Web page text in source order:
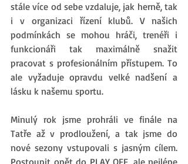
stále více od sebe vzdaluje, jak herně, tak
i v organizaci řízení klubů. V našich
podmínkách se mohou hráči, trenéři i
funkcionáři tak maximálně snažit
pracovat s profesionálním přístupem. To
ale vyžaduje opravdu velké nadšení a
lásku k našemu sportu.
Minulý rok jsme prohráli ve finále na
Tatře až v prodloužení, a tak jsme do
nové sezony vstupovali s jasným cílem.
Postoupit opět do PLAY OFF, ale nejlépe